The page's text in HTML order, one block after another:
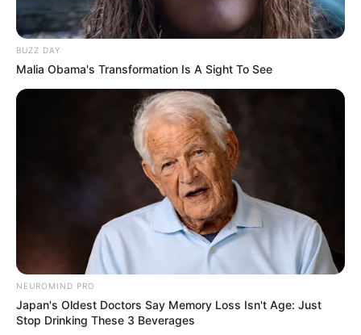
BUZZ DAY
Malia Obama's Transformation Is A Sight To See
NEUROMIND PRO
Japan's Oldest Doctors Say Memory Loss Isn't Age: Just
Stop Drinking These 3 Beverages